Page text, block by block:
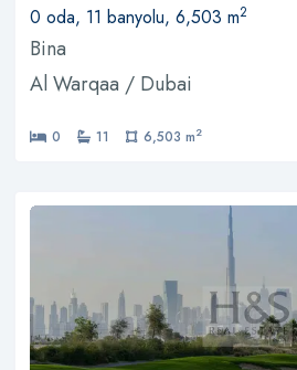
0 oda, 11 banyolu, 6,503 m2
Bina
Al Warqaa / Dubai
0 11 6,503 m2